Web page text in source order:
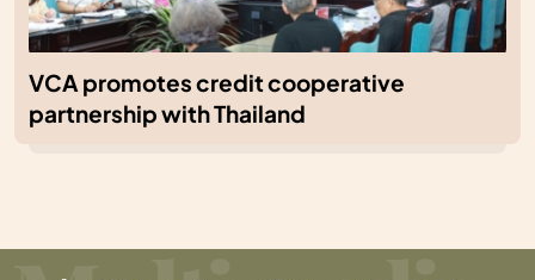
VCA promotes credit cooperative
partnership with Thailand